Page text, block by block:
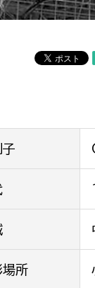
働きたい
遊びたい
イベント
まちづ
子
場所